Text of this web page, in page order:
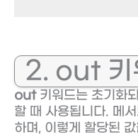
2. out 키
out키워드는 초기화
할 때 사용됩니다. 메
하며, 이렇게 할당된